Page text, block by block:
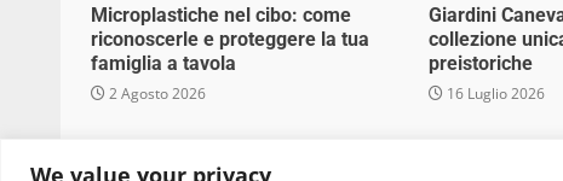
We value your privacy
Microplastiche nel cibo: come
riconoscerle e proteggere la tua
famiglia a tavola
2 Agosto 2026
Giardini
collezione
preistoriche
16 Luglio 2026
Copyright © 2025 Biopianeta.it proprietà di Jws